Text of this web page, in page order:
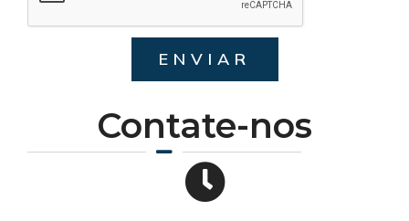
Contate-nos
ENVIAR